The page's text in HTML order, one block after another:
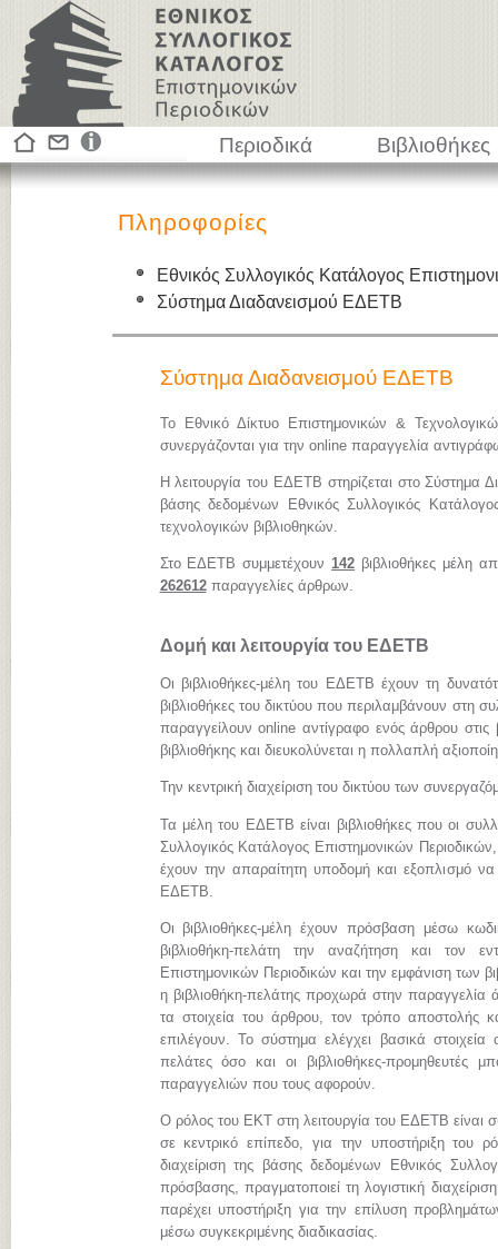
Περιοδικά Βιβλιοθήκες
Πληροφορίες
Εθνικός Συλλογικός Κατάλογος
Σύστημα Διαδανεισμού ΕΔΕΤΒ
Σύστημα Διαδανεισμού ΕΔΕΤΒ
Το Εθνικό Δίκτυο Επιστημονικών &
συνεργάζονται για την online παραγγελία
Η λειτουργία του ΕΔΕΤΒ στηρίζεται στο Σύστημα
βάσης δεδομένων Εθνικός Συλλογικός
τεχνολογικών βιβλιοθηκών.
Στο ΕΔΕΤΒ συμμετέχουν142 βιβλιοθήκες μέλη
262612παραγγελίες άρθρων.
Δομή και λειτουργία του ΕΔΕΤΒ
Οι βιβλιοθήκες-μέλη του ΕΔΕΤΒ έχουν τη
βιβλιοθήκες του δικτύου που περιλαμβάνουν στη
παραγγείλουν online αντίγραφο ενός άρθρου στις
βιβλιοθήκης και διευκολύνεται η πολλαπλή
Την κεντρική διαχείριση του δικτύου των
Τα μέλη του ΕΔΕΤΒ είναι βιβλιοθήκες που οι
Συλλογικός Κατάλογος Επιστημονικών
έχουν την απαραίτητη υποδομή και εξοπλισμό
ΕΔΕΤΒ.
Οι βιβλιοθήκες-μέλη έχουν πρόσβαση μέσω
βιβλιοθήκη-πελάτη την αναζήτηση και τον
Επιστημονικών Περιοδικών και την εμφάνιση των
η βιβλιοθήκη-πελάτης προχωρά στην παραγγελία
τα στοιχεία του άρθρου, τον τρόπο αποστολής
επιλέγουν. Το σύστημα ελέγχει βασικά
πελάτες όσο και οι βιβλιοθήκες-
παραγγελιών που τους αφορούν.
Ο ρόλος του ΕΚΤ στη λειτουργία του ΕΔΕΤΒ είναι
σε κεντρικό επίπεδο, για την υποστήριξη του
διαχείριση της βάσης δεδομένων Εθνικός
πρόσβασης, πραγματοποιεί τη λογιστική
παρέχει υποστήριξη για την επίλυση
μέσω συγκεκριμένης διαδικασίας.